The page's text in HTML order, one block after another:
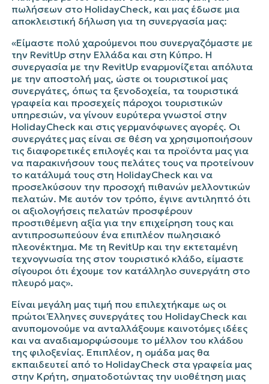
πωλήσεων στο HolidayCheck, και μας έδωσε μια
αποκλειστική δήλωση για τη συνεργασία μας:
«Είμαστε πολύ χαρούμενοι που συνεργαζόμαστε με
την RevitUp στην Ελλάδα και στη Κύπρο. Η
συνεργασία με την RevitUp εναρμονίζεται απόλυτα
με την αποστολή μας, ώστε οι τουριστικοί μας
συνεργάτες, όπως τα ξενοδοχεία, τα τουριστικά
γραφεία και προσεχείς πάροχοι τουριστικών
υπηρεσιών, να γίνουν ευρύτερα γνωστοί στην
HolidayCheck και στις γερμανόφωνες αγορές. Οι
συνεργάτες μας είναι σε θέση να χρησιμοποιήσουν
τις διαφορετικές επιλογές και τα προϊόντα μας για
να παρακινήσουν τους πελάτες τους να προτείνουν
το κατάλυμά τους στη HolidayCheck και να
προσελκύσουν την προσοχή πιθανών μελλοντικών
πελατών. Με αυτόν τον τρόπο, έγινε αντιληπτό ότι
οι αξιολογήσεις πελατών προσφέρουν
προστιθέμενη αξία για την επιχείρηση τους και
αντιπροσωπεύουν ένα επιπλέον πωλησιακό
πλεονέκτημα. Με τη RevitUp και την εκτεταμένη
τεχνογνωσία της στον τουριστικό κλάδο, είμαστε
σίγουροι ότι έχουμε τον κατάλληλο συνεργάτη στο
πλευρό μας».
Είναι μεγάλη μας τιμή που επιλεχτήκαμε ως οι
πρώτοι Έλληνες συνεργάτες του HolidayCheck και
ανυπομονούμε να ανταλλάξουμε καινοτόμες ιδέες
και να αναδιαμορφώσουμε το μέλλον του κλάδου
της φιλοξενίας. Επιπλέον, η ομάδα μας θα
εκπαιδευτεί από το HolidayCheck στα γραφεία μας
στην Κρήτη, σηματοδοτώντας την υιοθέτηση μιας